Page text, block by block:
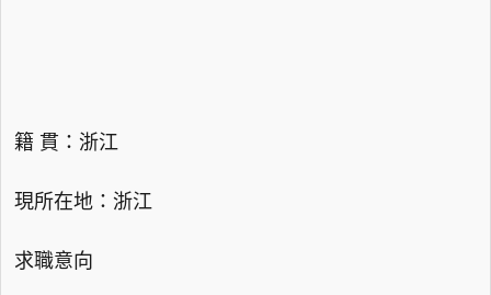
籍 貫：浙江
現所在地：浙江
求職意向